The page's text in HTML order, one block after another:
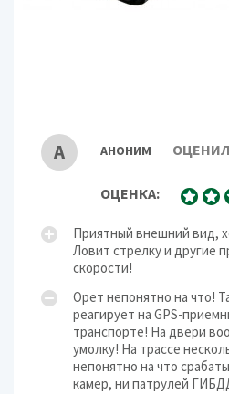
Корпус
Крепление
Дополнительно
Энергосбережение
Рабочая температура
А АНОНИМ ОЦЕНИЛ
ОЦЕНКА:
Приятный внешний вид,
Ловит стрелку и другие
скорости!
Орет непонятно на что!
реагирует на GPS-
транспорте! На двери
умолку! На трассе
непонятно на что
камер, ни патрулей